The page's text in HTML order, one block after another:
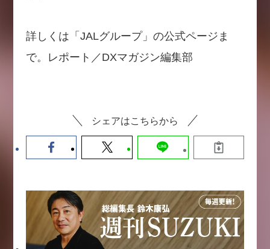
詳しくは「JALグループ」の公式ページま
で。レポート／DXマガジン編集部
シェアはこちらから